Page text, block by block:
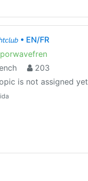
• EN/FR
203
is not assigned yet